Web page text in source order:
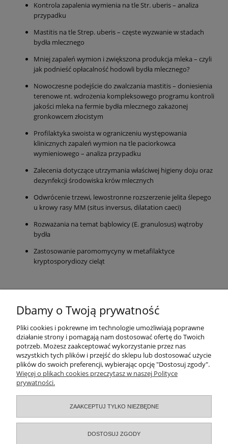
Kontrola zapalenia wymienia na tle Str. uberis – analiza
przypadku
Mastitis na tle Strep. uberis – częste wyzwanie w stadach
bydła mlecznego
Mniej zapaleń wymion i zwiększona produkcja mleka – czyli
jak podnieść opłacalność hodowli bydła mlecznego?
Nowoczesne podejście do zwalczania mastitis – doniesienia
terenowe nt. wdrożenia kompleksowego programu kontroli
jakości mleka na fermie bydła mlecznego zakażonej
gronkowcem złocistym
Profilaktyka swoista w ograniczeniu występowania
klinicznych zapaleń wymion na tle paciorkowca
wymieniowego – analiza przypadku
Zalecenia dotyczące utrzymania właściwej higieny doju oraz
dezynfekcji środowiska krów mlecznych
Odwrócenie trzewi, lewostronne rozszerzenie jelita ślepego
u krowy rasy MM (situs inversus, dilatation caeci)
Rozważania na temat bąblowicy (E. granulosus) wątroby
bydła
Zastosowanie paromomycyny w metafilaktyce
kryptosporydiozy cieląt
Moje konto
Zamówienia
Informacje
O nas
Dbamy o Twoją prywatność
Pliki cookies i pokrewne im technologie umożliwiają poprawne
działanie strony i pomagają nam dostosować ofertę do Twoich
potrzeb. Możesz zaakceptować wykorzystanie przez nas
wszystkich tych plików i przejść do sklepu lub dostosować użycie
plików do swoich preferencji, wybierając opcję "Dostosuj zgody".
Więcej o plikach cookies przeczytasz w naszej Polityce
prywatności.
ZAAKCEPTUJ TYLKO NIEZBĘDNE
DOSTOSUJ ZGODY